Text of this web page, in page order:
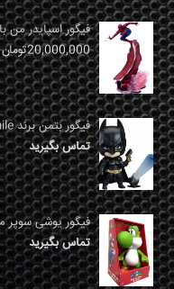
فیگور اسپایدر
20,000,000تومان
فیگور بتمن برند Good Smile
تماس بگیرید
فیگور یوشی سوپر
تماس بگیرید